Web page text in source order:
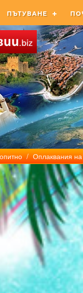
ПЪТУВАНЕ
/ Оплаквания